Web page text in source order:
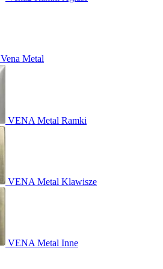
Vena Metal
VENA Metal Ramki
VENA Metal Klawisze
VENA Metal Inne